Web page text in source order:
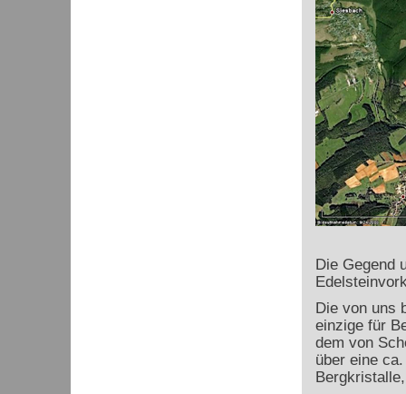
Die Gegend
Die von uns
einzige für
dem von
über eine